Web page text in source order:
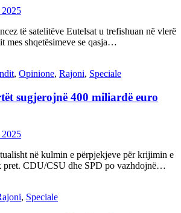
të satelitëve Eutelsat u trefishuan në vlerë
mes shqetësimeve se qasja…
, Opinione, Rajoni, Speciale
sugjerojnë 400 miliardë euro
në kulmin e përpjekjeve për krijimin e
pret. CDU/CSU dhe SPD po vazhdojnë…
, Speciale